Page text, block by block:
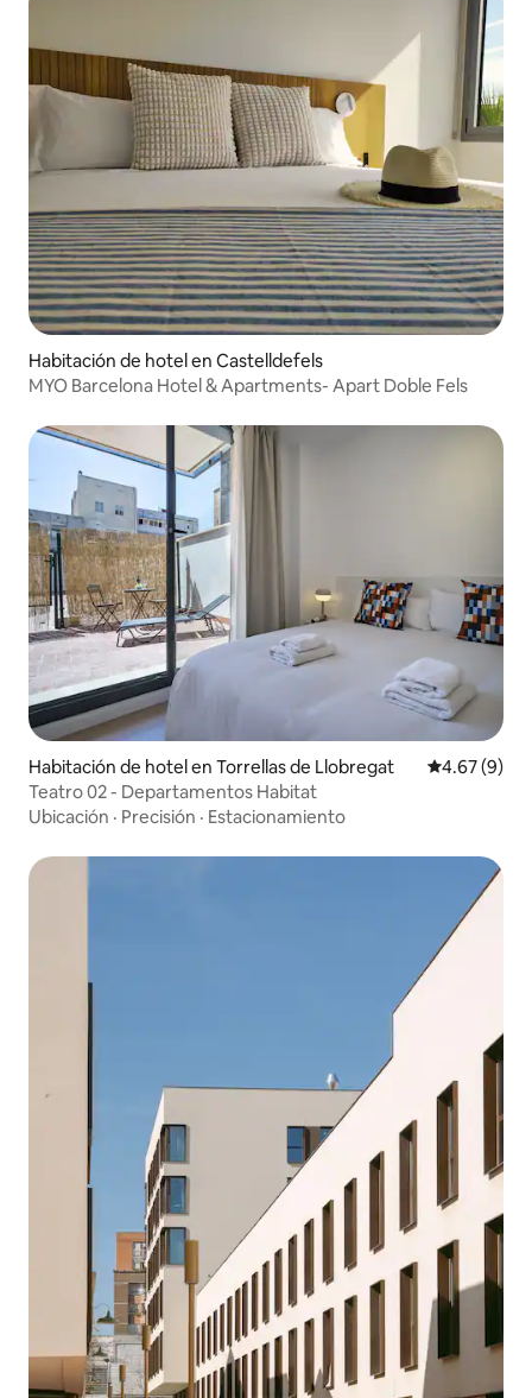
Habitación de hotel en Castelldefels
MYO Barcelona Hotel & Apartments- Apart Doble Fels
Habitación de hotel en Torrellas de Llobregat Calificación
4.67 (9)
Teatro 02 - Departamentos Habitat
Ubicación · Precisión · Estacionamiento